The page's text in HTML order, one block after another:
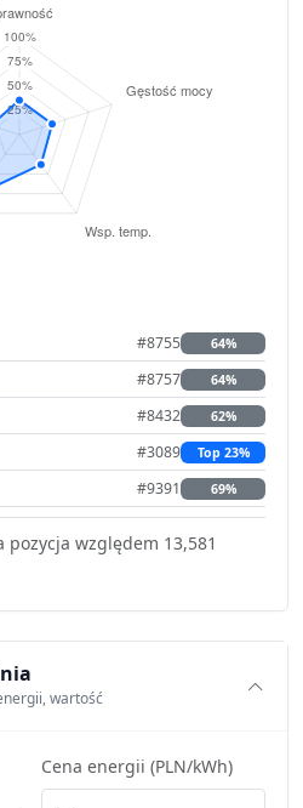
#8755 64%
#8757 64%
#8432 62%
#3089 Top 23%
#9391 69%
pozycja względem 13,581
wartość
Cena energii (PLN/kWh)